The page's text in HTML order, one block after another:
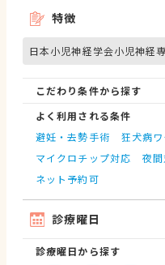
特徴
日本小児神経学会小児神経
こだわり条件から探す
よく利用される条件
避妊・去勢手術
狂犬病
マイクロチップ対応
夜
ネット予約可
診療曜日
診療曜日から探す